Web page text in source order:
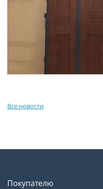
Все новости
Покупателю